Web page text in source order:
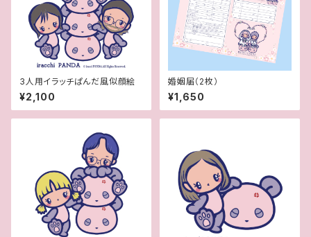
3人用イラッチぱんだ風似顔絵
¥2,100
婚姻届（2枚）
¥1,650